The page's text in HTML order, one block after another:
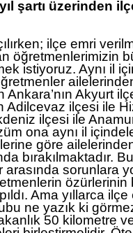
şartı üzerinden
ilçe emri
öğretmenlerimizin
istiyoruz. Aynı il
Ankara’nın Akyurt
Adilcevaz ilçesi ile
ilçesi ile
ona aynı il
göre
bırakılmaktadır.
sorunlara
Ama yıllarca
ne yazık ki
50 kilometre ve